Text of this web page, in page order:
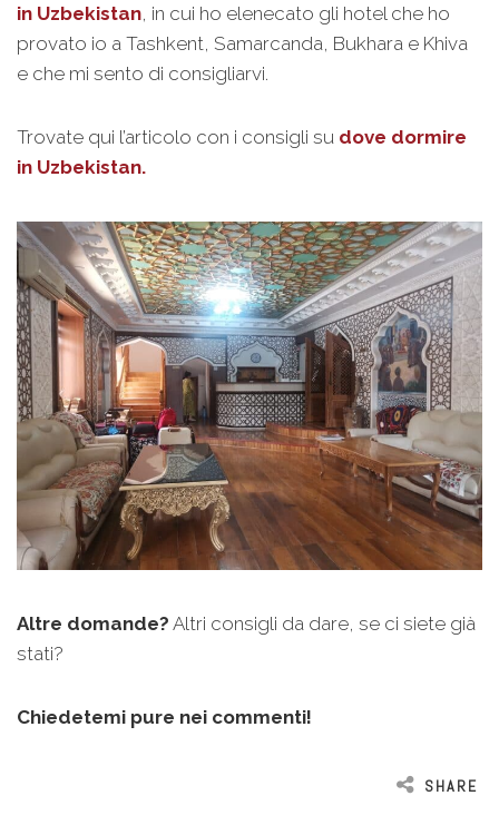
in Uzbekistan, in cui ho elenecato gli hotel che ho
provato io a Tashkent, Samarcanda, Bukhara e Khiva
e che mi sento di consigliarvi.
Trovate qui l’articolo con i consigli su dove dormire
in Uzbekistan.
Altre domande? Altri consigli da dare, se ci siete già
stati?
Chiedetemi pure nei commenti!
SHARE